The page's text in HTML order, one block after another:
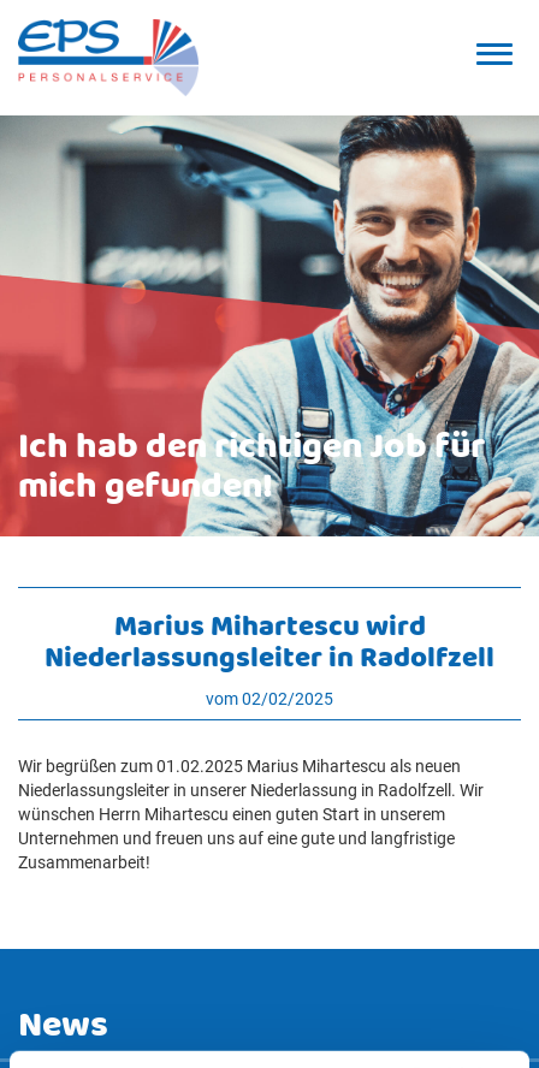
Ich hab den richtigen Job für
mich gefunden!
Marius Mihartescu wird
Niederlassungsleiter in Radolfzell
vom 02/02/2025
Wir begrüßen zum 01.02.2025 Marius Mihartescu als neuen
Niederlassungsleiter in unserer Niederlassung in Radolfzell. Wir
wünschen Herrn Mihartescu einen guten Start in unserem
Unternehmen und freuen uns auf eine gute und langfristige
Zusammenarbeit!
News